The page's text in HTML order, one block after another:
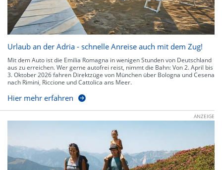
Urlaub an der Adria - schnelle Anreise auch mit dem Zug!
Mit dem Auto ist die Emilia Romagna in wenigen Stunden von Deutschland
aus zu erreichen. Wer gerne autofrei reist, nimmt die Bahn: Von 2. April bis
3. Oktober 2026 fahren Direktzüge von München über Bologna und Cesena
nach Rimini, Riccione und Cattolica ans Meer.
Hier mehr erfahren
ANZEIGE